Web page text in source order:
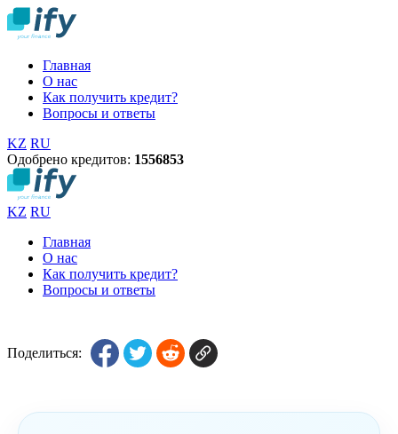
Главная
О нас
Как получить кредит?
Вопросы и ответы
KZ RU
Одобрено кредитов: 1556853
KZ RU
Главная
О нас
Как получить кредит?
Вопросы и ответы
Поделиться: